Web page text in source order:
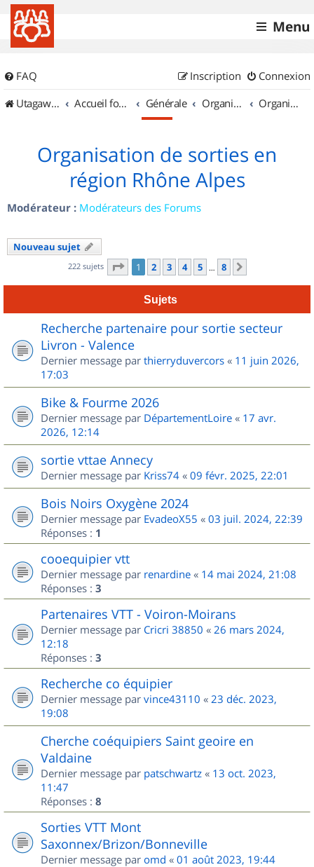
Menu
FAQ Connexion
Inscription
UtagawaVTT (Randos VTT et VTTAE avec traces GPS)
Accueil forum Générale Organisation de sorties & Recherche de partenaires Organisation de sorties en région Rhône Alpes
Organisation de sorties en
région Rhône Alpes
Modérateur : Modérateurs des Forums
Nouveau sujet
222 sujets Page 1sur
1 2 3 4 5 … 8
Sujets
Recherche partenaire pour sortie secteur
Livron - Valence
Dernier message par thierryduvercors « 11 juin 2026,
17:03
Bike & Fourme 2026
Dernier message par DépartementLoire « 17 avr.
2026, 12:14
sortie vttae Annecy
Dernier message par Kriss74 « 09 févr. 2025, 22:01
Bois Noirs Oxygène 2024
Dernier message par EvadeoX55 « 03 juil. 2024, 22:39
Réponses : 1
cooequipier vtt
Dernier message par renardine « 14 mai 2024, 21:08
Réponses : 3
Partenaires VTT - Voiron-Moirans
Dernier message par Cricri 38850 « 26 mars 2024,
12:18
Réponses : 3
Recherche co équipier
Dernier message par vince43110 « 23 déc. 2023,
19:08
Cherche coéquipiers Saint geoire en
Valdaine
Dernier message par patschwartz « 13 oct. 2023,
11:47
Réponses : 8
Sorties VTT Mont
Saxonnex/Brizon/Bonneville
Dernier message par omd « 01 août 2023, 19:44